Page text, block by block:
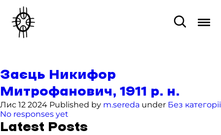
Заєць Никифор
Митрофанович, 1911 р. н.
Лис 12 2024 Published by m.sereda under Без категорії
No responses yet
Latest Posts